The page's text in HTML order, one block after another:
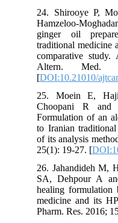
24. Shirooye
Hamzeloo-
ginger oil
traditional
comparative
Altern.
[DOI:10.21010/
25. Moein E,
Choopani R
Formulation of
to Iranian
of its analysis
25(1): 19-27. [
26. Jahandideh
SA, Dehpour
healing
medicine and
Pharm. Res.